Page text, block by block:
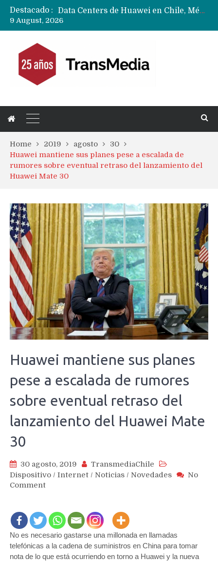
Destacado :
Data Centers de Huawei en Chile, México, Brasil,Perú y Argentina podrían verse afectados por arremetida de EE.UU
9 August, 2026
Home 2019 agosto
30
Huawei mantiene sus planes pese a escalada de
rumores sobre eventual retraso del lanzamiento del
Huawei Mate 30
Huawei mantiene sus planes
pese a escalada de rumores
sobre eventual retraso del
lanzamiento del Huawei Mate
30
30 agosto, 2019
TransmediaChile
Dispositivo / Internet / Noticias / Novedades
No
Commenton
sus
planes
pese
a
escalada
No es necesario gastarse una millonada en llamadas
telefónicas a la cadena de suministros en China para tomar
nota de lo que está ocurriendo en torno a Huawei y la nueva